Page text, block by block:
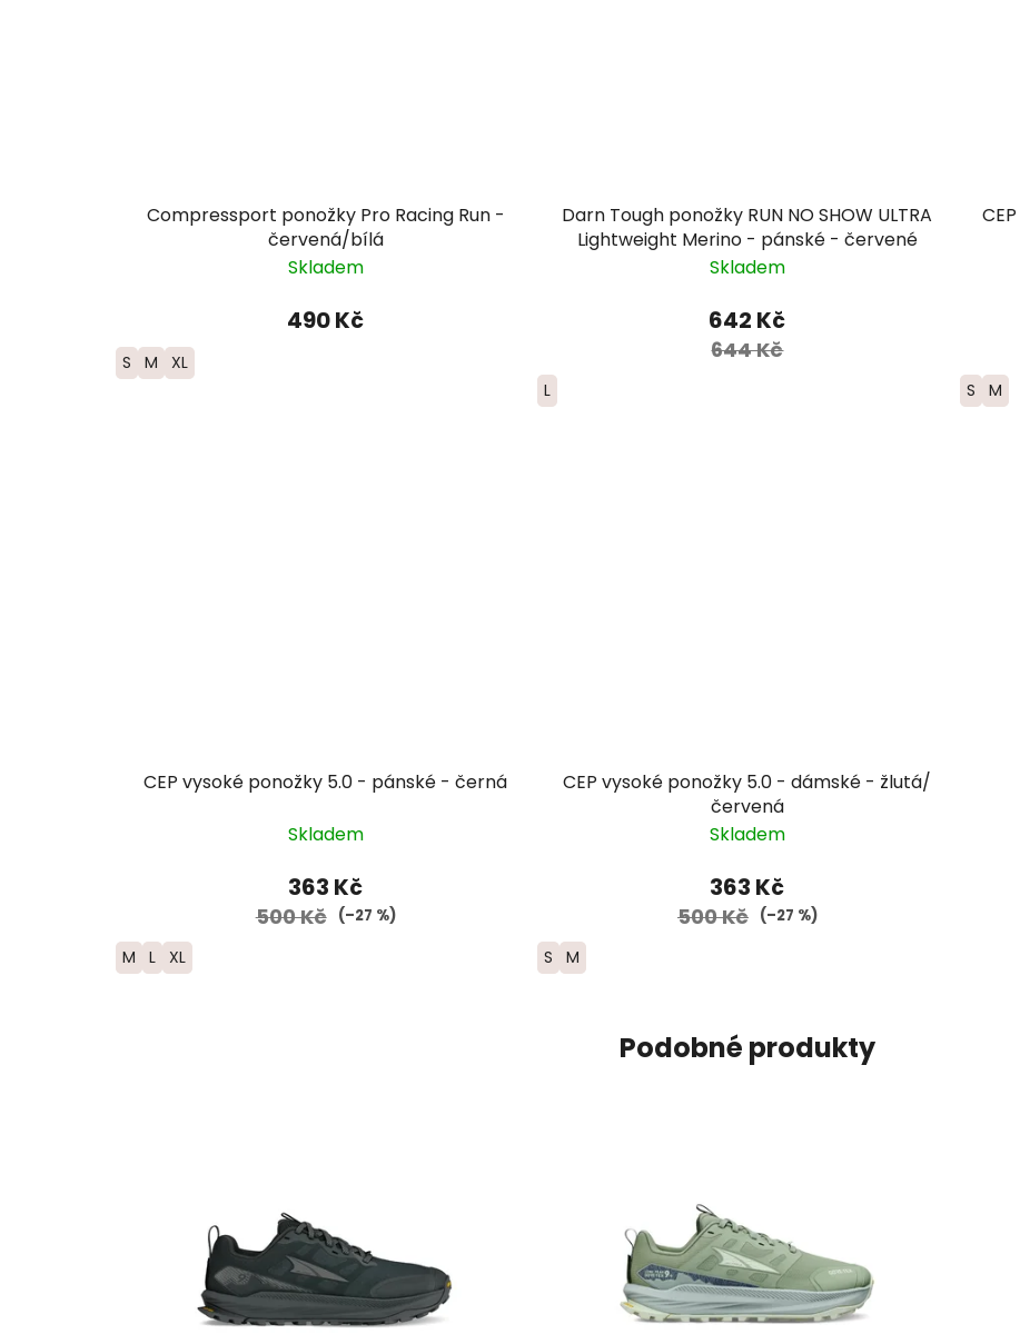
Compressport ponožky Pro Racing Run -
červená/bílá
Skladem
490 Kč
S M XL
Darn Tough ponožky RUN NO SHOW ULTRA
Lightweight Merino - pánské - červené
Skladem
642 Kč
644 Kč
L S M
CEP vysoké ponožky 5.0 - pánské - černá
Skladem
363 Kč
500 Kč (–27 %)
M L XL
CEP vysoké ponožky 5.0 - dámské - žlutá/
červená
Skladem
363 Kč
500 Kč (–27 %)
S M
Podobné produkty